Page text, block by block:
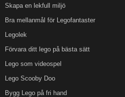
Skapa en lekfull miljö
Bra mellanmål för Legofantaster
Legolek
Förvara ditt lego på bästa sätt
Lego som videospel
Lego Scooby Doo
Bygg Lego på fri hand